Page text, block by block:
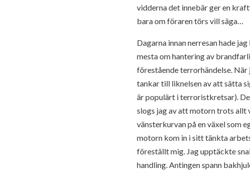
vidderna det innebär ger en
bara om föraren törs vill säga…
Dagarna innan nerresan hade
mesta om hantering av
förestående terrorhändelse.
tankar till liknelsen av att sätta
är populärt i terroristkretsar).
slogs jag av att motorn trots allt
vänsterkurvan på en växel som
motorn kom in i sitt tänkta
föreställt mig. Jag upptäckte
handling. Antingen spann